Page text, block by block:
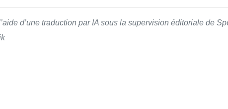
d’une traduction par IA sous la supervision éditoriale de